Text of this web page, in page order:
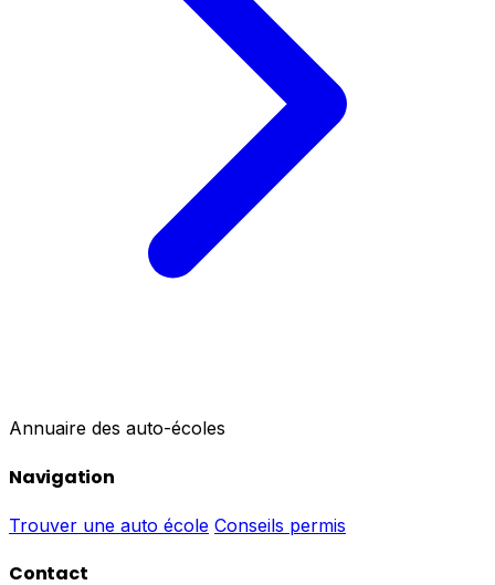
Annuaire des auto-écoles
Navigation
Trouver une auto école Conseils permis
Contact